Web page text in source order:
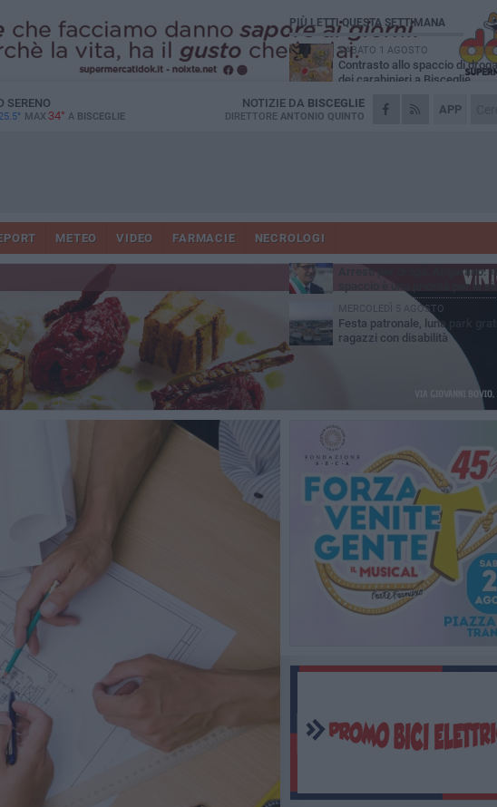
SERENO
25.5° MAX 34° A BISCEGLIE
APP
NOTIZIE DA BISCEGLIE
DIRETTORE ANTONIO QUINTO
METEO VIDEO FARMACIE NECROLOGI
PIÙ LETTI QUESTA SETTIMANA
SABATO 1 AGOSTO
Contrasto allo spaccio di
dei carabinieri a Bisceglie
MARTEDÌ 4 AGOSTO
Emergenza caldo, il Comune di
Due auto incendiate nella
SABATO 1 AGOSTO
Arresti per droga, Angarano:
spaccio è una priorità per la
MERCOLEDÌ 5 AGOSTO
Festa patronale, luna park
ragazzi con disabilità